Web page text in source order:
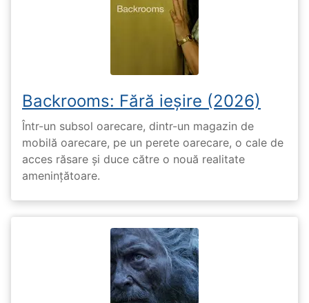
Backrooms: Fără ieșire (2026)
Într-un subsol oarecare, dintr-un magazin de
mobilă oarecare, pe un perete oarecare, o cale de
acces răsare și duce către o nouă realitate
amenințătoare.